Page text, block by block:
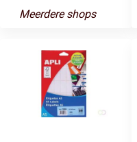
Meerdere shops